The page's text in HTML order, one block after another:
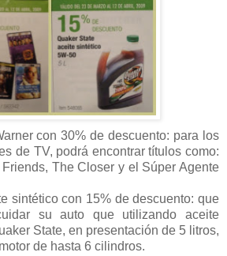
con 30% de descuento: para los
de TV, podrá encontrar títulos como:
The Closer y el Súper Agente
sintético con 15% de descuento: que
su auto que utilizando aceite
State, en presentación de 5 litros,
de hasta 6 cilindros.